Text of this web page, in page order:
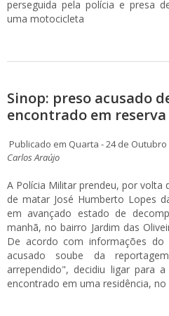
perseguida pela polícia e presa
uma motocicleta
Sinop: preso acusado
encontrado em
Publicado em Quarta - 24 de Outubro
Carlos Araújo
A Polícia Militar prendeu, por volta
de matar José Humberto Lopes
em avançado estado de
manhã, no bairro Jardim das
De acordo com informações do
acusado soube da
arrependido", decidiu ligar para
encontrado em uma residência,